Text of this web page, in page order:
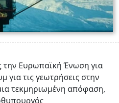
την Ευρωπαϊκή Ένωση για
για τις γεωτρήσεις στην
τεκμηριωμένη απόφαση,